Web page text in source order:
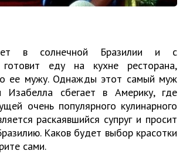
в солнечной Бразилии и с
готовит еду на кухне ресторана,
ее мужу. Однажды этот самый муж
Изабелла сбегает в Америку, где
очень популярного кулинарного
раскаявшийся супруг и просит
Каков будет выбор красотки
сами.